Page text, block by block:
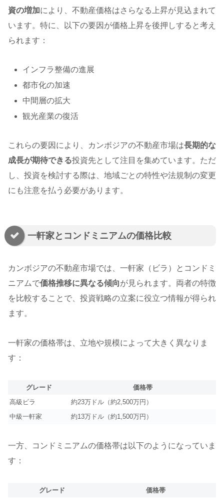
資の増加により、不動産価格はさらなる上昇が見込まれて
います。特に、以下の要因が価格上昇を後押しすると考え
られます：
インフラ整備の進展
都市化の加速
中間層の拡大
観光産業の復活
これらの要因により、カンボジアの不動産市場は長期的な
成長が期待できる投資先として注目を集めています。ただ
し、投資を検討する際は、地域ごとの特性や法規制の変更
にも注意を払う必要があります。
一軒家とコンドミニアムの価格比較
カンボジアの不動産市場では、一軒家（ビラ）とコンドミ
ニアムで価格推移に異なる傾向が見られます。両者の特徴
を比較することで、投資戦略の立案に役立つ情報が得られ
ます。
一軒家の価格帯は、立地や規模によって大きく異なりま
す：
グレード
価格帯
高級ビラ
約23万ドル（約2,500万円）
中級一軒家
約13万ドル（約1,500万円）
一方、コンドミニアムの価格帯は以下のようになっていま
す：
グレード
価格帯